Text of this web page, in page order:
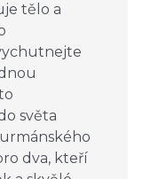
tělo a
světa
dva, kteří